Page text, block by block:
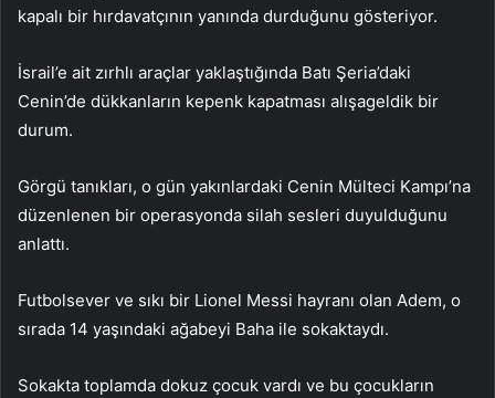
kapalı bir hırdavatçının yanında durduğunu gösteriyor.
İsrail’e ait zırhlı araçlar yaklaştığında Batı Şeria’daki
Cenin’de dükkanların kepenk kapatması alışageldik bir
durum.
Görgü tanıkları, o gün yakınlardaki Cenin Mülteci Kampı’na
düzenlenen bir operasyonda silah sesleri duyulduğunu
anlattı.
Futbolsever ve sıkı bir Lionel Messi hayranı olan Adem, o
sırada 14 yaşındaki ağabeyi Baha ile sokaktaydı.
Sokakta toplamda dokuz çocuk vardı ve bu çocukların